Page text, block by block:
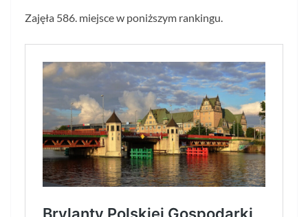
Zajęła 586. miejsce w poniższym rankingu.